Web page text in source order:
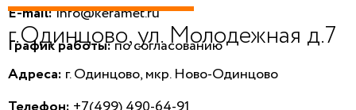
E-mail:info@keramet.ru
График работы:по согласованию
г.Одинцово, ул. Молодежная д.7
Адреса: г. Одинцово, мкр. Ново-Одинцово